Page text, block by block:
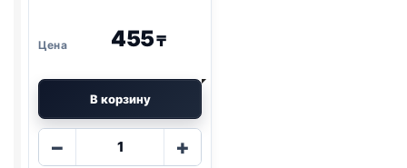
455₸
В корзину
−
Количество
+